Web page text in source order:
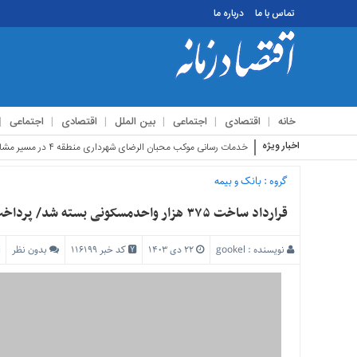
تماس با ما درباره ما
خانه اقتصادی اجتماعی بین الملل اقتصادی اجتماعی
تماس
ما
درباره
اخبار ویژه استقبال زائرین ا
گروه :بانک و بیمه
قرارداد ساخت ۳۷۵ هزار واحدمسکونی بسته شد/ پرداخت ۱۱۵ همت سهم الشرکه از سوی بانک مسکن
نویسنده : gookel کد خبر 116199 بدون نظر